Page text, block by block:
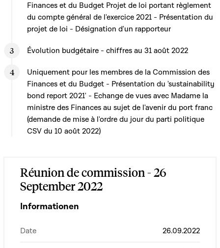
Finances et du Budget Projet de loi portant règlement
du compte général de l'exercice 2021 - Présentation du
projet de loi - Désignation d'un rapporteur
Évolution budgétaire - chiffres au 31 août 2022
Uniquement pour les membres de la Commission des
Finances et du Budget - Présentation du 'sustainability
bond report 2021' - Echange de vues avec Madame la
ministre des Finances au sujet de l'avenir du port franc
(demande de mise à l'ordre du jour du parti politique
CSV du 10 août 2022)
Réunion de commission - 26
September 2022
Informationen
Date 26.09.2022